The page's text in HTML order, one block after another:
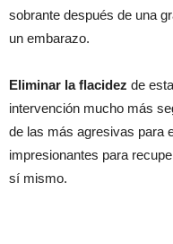
sobrante después de una
un embarazo.
Eliminar la flacidez de
intervención mucho más
de las más agresivas para
impresionantes para
sí mismo.